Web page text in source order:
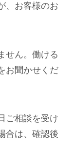
、お客様のお
せん。働ける
お聞かせくだ
ご相談を受け
合は、確認後